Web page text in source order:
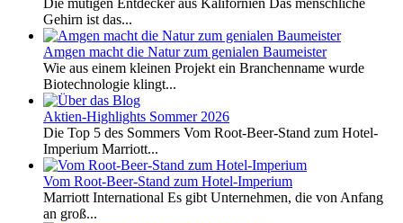
Die mutigen Entdecker aus Kalifornien Das menschliche
Gehirn ist das...
Amgen macht die Natur zum genialen Baumeister
Wie aus einem kleinen Projekt ein Branchenname wurde
Biotechnologie klingt...
Aktien-Highlights Sommer 2026
Die Top 5 des Sommers Vom Root-Beer-Stand zum Hotel-
Imperium Marriott...
Vom Root-Beer-Stand zum Hotel-Imperium
Marriott International Es gibt Unternehmen, die von Anfang
an groß...